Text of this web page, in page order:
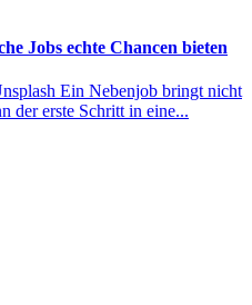
Jobs echte Chancen bieten
Ein Nebenjob bringt nicht
der erste Schritt in eine...